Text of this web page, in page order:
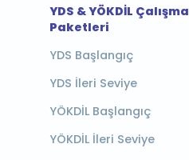
YDS & YÖKDİL Çalışma
Paketleri
YDS Başlangıç
YDS İleri Seviye
YÖKDİL Başlangıç
YÖKDİL İleri Seviye